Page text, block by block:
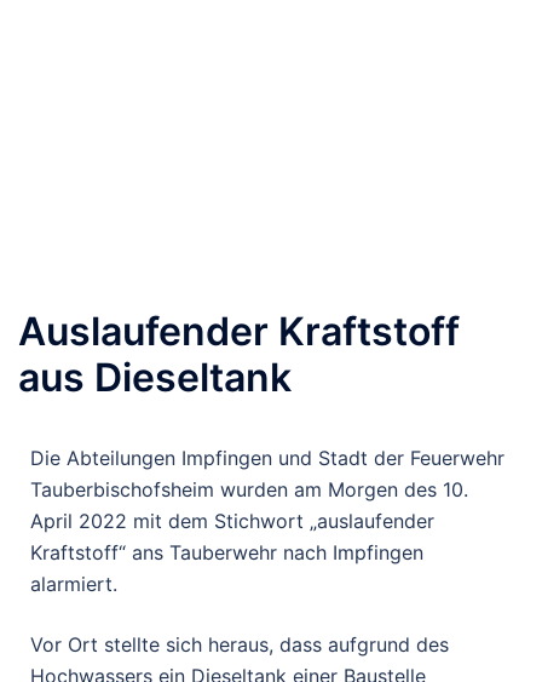
Auslaufender Kraftstoff
aus Dieseltank
Die Abteilungen Impfingen und Stadt der Feuerwehr
Tauberbischofsheim wurden am Morgen des 10.
April 2022 mit dem Stichwort „auslaufender
Kraftstoff“ ans Tauberwehr nach Impfingen
alarmiert.
Vor Ort stellte sich heraus, dass aufgrund des
Hochwassers ein Dieseltank einer Baustelle